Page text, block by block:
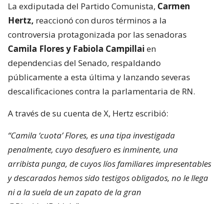
La exdiputada del Partido Comunista, Carmen
Hertz, reaccionó con duros términos a la
controversia protagonizada por las senadoras
Camila Flores y Fabiola Campillai en
dependencias del Senado, respaldando
públicamente a esta última y lanzando severas
descalificaciones contra la parlamentaria de RN.
A través de su cuenta de X, Hertz escribió:
“Camila ‘cuota’ Flores, es una tipa investigada
penalmente, cuyo desafuero es inminente, una
arribista punga, de cuyos líos familiares impresentables
y descarados hemos sido testigos obligados, no le llega
ni a la suela de un zapato de la gran